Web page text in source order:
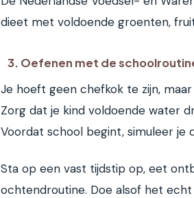
dieet met voldoende groenten,
3. Oefenen met de
Je hoeft geen chefkok te zijn,
Zorg dat je kind voldoende water
Voordat school begint, simuleer je
Sta op een vast tijdstip op, eet
ochtendroutine. Doe alsof het